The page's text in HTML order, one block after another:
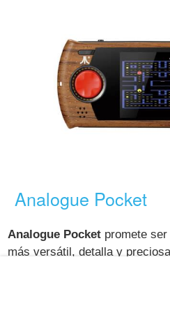
Analogue Pocket
Analogue Pocket promete
más versátil, detalla y